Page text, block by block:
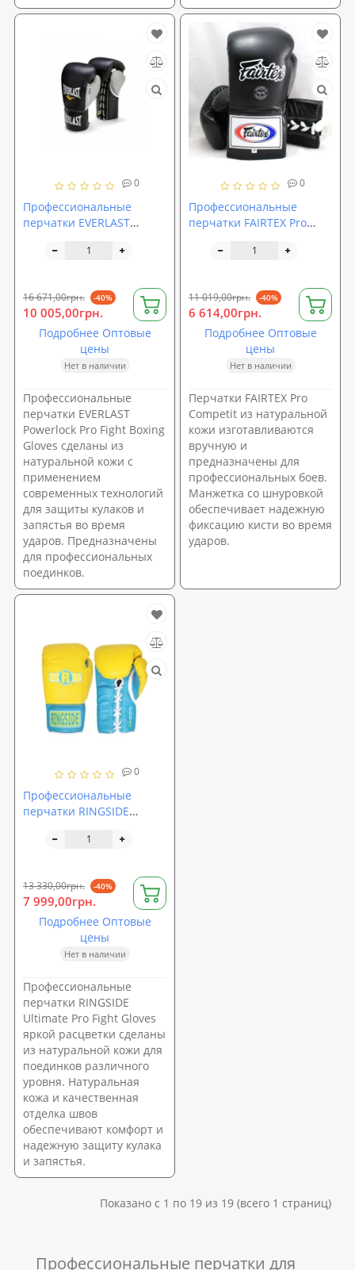
0
Профессиональные
перчатки EVERLAST
Gloves
16 671,00грн. -40%
10 005,00грн.
Подробнее Оптовые
цены
Нет в наличии
Профессиональные
перчатки EVERLAST
Powerlock Pro Fight Boxing
Gloves сделаны из
натуральной кожи с
применением
современных технологий
для защиты кулаков и
запястья во время
ударов. Предназначены
для профессиональных
поединков.
0
Профессиональные
перчатки FAIRTEX Pro
11 019,00грн. -40%
6 614,00грн.
Подробнее Оптовые
цены
Нет в наличии
Перчатки FAIRTEX Pro
Competit из натуральной
кожи изготавливаются
вручную и
предназначены для
профессиональных боев.
Манжетка со шнуровкой
обеспечивает надежную
фиксацию кисти во время
ударов.
0
Профессиональные
перчатки RINGSIDE
13 330,00грн. -40%
7 999,00грн.
Подробнее Оптовые
цены
Нет в наличии
Профессиональные
перчатки RINGSIDE
Ultimate Pro Fight Gloves
яркой расцветки сделаны
из натуральной кожи для
поединков различного
уровня. Натуральная
кожа и качественная
отделка швов
обеспечивают комфорт и
надежную защиту кулака
и запястья.
Показано с 1 по 19 из 19 (всего 1 страниц)
Профессиональные перчатки для